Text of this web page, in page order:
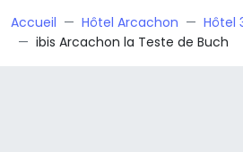
Accueil Hôtel Arcachon
Hôtel
ibis Arcachon la Teste de Buch